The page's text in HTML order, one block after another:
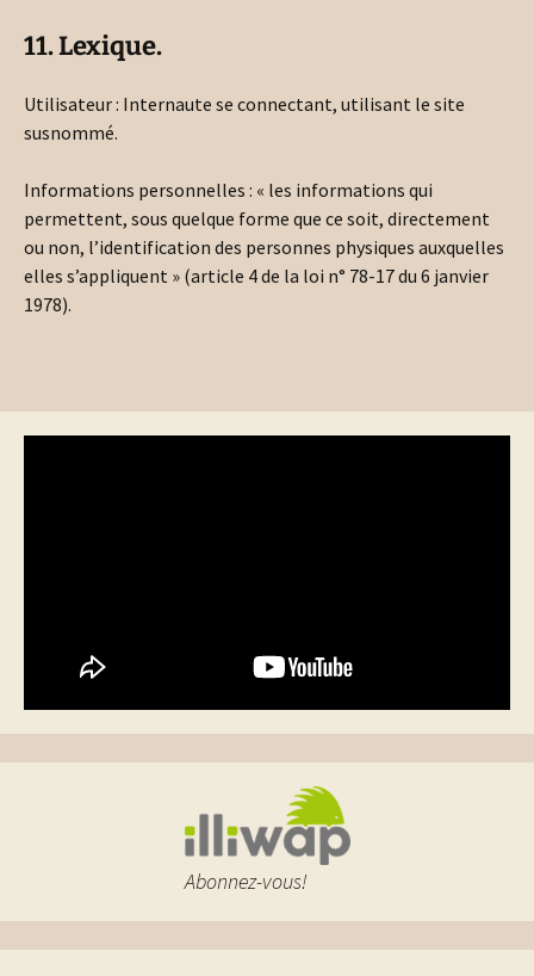
11. Lexique.
Utilisateur : Internaute se connectant, utilisant le site
susnommé.
Informations personnelles : « les informations qui
permettent, sous quelque forme que ce soit, directement
ou non, l’identification des personnes physiques auxquelles
elles s’appliquent » (article 4 de la loi n° 78-17 du 6 janvier
1978).
Abonnez-vous!